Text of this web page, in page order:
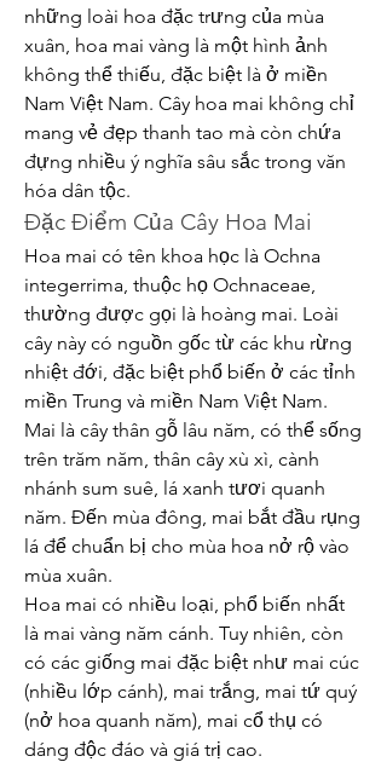
những loài hoa đặc trưng của mùa
xuân, hoa mai vàng là một hình ảnh
không thể thiếu, đặc biệt là ở miền
Nam Việt Nam. Cây hoa mai không chỉ
mang vẻ đẹp thanh tao mà còn chứa
đựng nhiều ý nghĩa sâu sắc trong văn
hóa dân tộc.
Đặc Điểm Của Cây Hoa Mai
Hoa mai có tên khoa học là Ochna
integerrima, thuộc họ Ochnaceae,
thường được gọi là hoàng mai. Loài
cây này có nguồn gốc từ các khu rừng
nhiệt đới, đặc biệt phổ biến ở các tỉnh
miền Trung và miền Nam Việt Nam.
Mai là cây thân gỗ lâu năm, có thể sống
trên trăm năm, thân cây xù xì, cành
nhánh sum suê, lá xanh tươi quanh
năm. Đến mùa đông, mai bắt đầu rụng
lá để chuẩn bị cho mùa hoa nở rộ vào
mùa xuân.
Hoa mai có nhiều loại, phổ biến nhất
là mai vàng năm cánh. Tuy nhiên, còn
có các giống mai đặc biệt như mai cúc
(nhiều lớp cánh), mai trắng, mai tứ quý
(nở hoa quanh năm), mai cổ thụ có
dáng độc đáo và giá trị cao.